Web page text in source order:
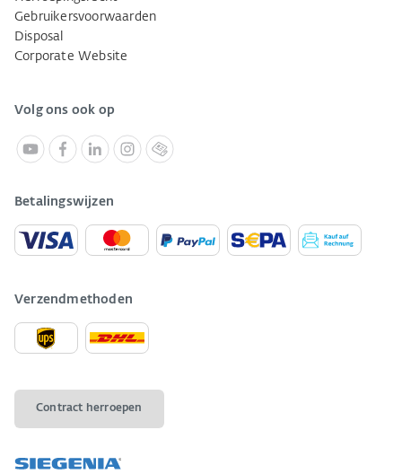
Gebruikersvoorwaarden
Disposal
Corporate Website
Volg ons ook op
Betalingswijzen
Verzendmethoden
Contract herroepen